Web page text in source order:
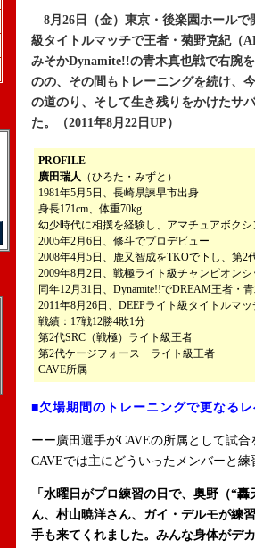
8月26日（金）東京・後楽園ホールで
級タイトルマッチで王者・菊野克紀（
みそかDynamite!!の青木真也戦で右腕
のの、その間もトレーニングを続け、
の道のり、そして生き残りをかけたサ
た。（2011年8月22日UP）
PROFILE
廣田瑞人 （ひろた・みずと）
1981年5月5日、長崎県諫早市出身
身長171cm、体重70kg
幼少時代に相撲を経験し、アマチュアボク
2005年2月6日、修斗でプロデビュー
2008年4月5日、鹿又智成をTKOで下し、第
2009年8月2日、戦極ライト級チャンピオン
同年12月31日、Dynamite!!でDREAM王者・
2011年8月26日、DEEPライト級タイトルマ
戦績：17戦12勝4敗1分
第2代SRC（戦極）ライト級王者
第2代ケージフォース ライト級王者
CAVE所属
■欠場期間のトレーニングで更なる
ーー廣田選手がCAVEの所属として試
CAVEでは主にどういったメンバーと
「水曜日がプロ練習の日で、奥野（“
ん、村山暁洋さん、ガイ・デルモが練
手も来てくれました。みんな身体がデ